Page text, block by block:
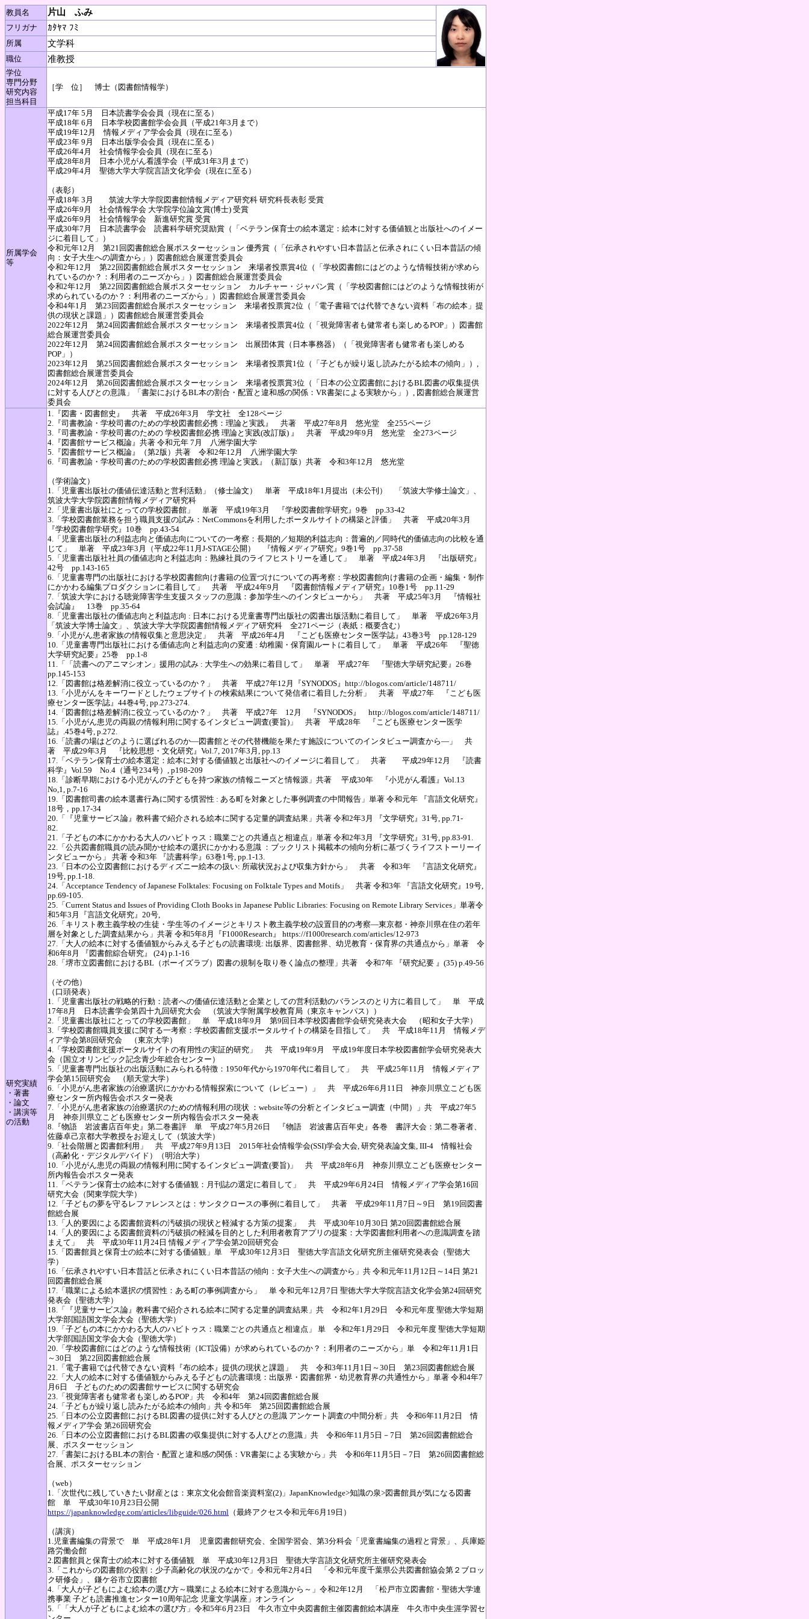
教員名 片山 ふみ
フリガナ ｶﾀﾔﾏ ﾌﾐ
所属 文学科
職位 准教授
学位
専門分野
研究内容
担当科目
［学 位］ 博士（図書館情報学）
所属学会
等
平成17年 5月 日本読書学会会員（現在に至る）
平成18年 6月 日本学校図書館学会会員（平成21年3月まで）
平成19年12月 情報メディア学会会員（現在に至る）
平成23年 9月 日本出版学会会員（現在に至る）
平成26年4月 社会情報学会会員（現在に至る）
平成28年8月 日本小児がん看護学会（平成31年3月まで）
平成29年4月 聖徳大学大学院言語文化学会（現在に至る）
（表彰）
平成18年 3月 筑波大学大学院図書館情報メディア研究科 研究科長表彰 受賞
平成26年9月 社会情報学会 大学院学位論文賞(博士) 受賞
平成26年9月 社会情報学会 新進研究賞 受賞
平成30年7月 日本読書学会 読書科学研究奨励賞（「ベテラン保育士の絵本選定：絵本に対する価値観と出版社へのイメー
ジに着目して」）
令和元年12月 第21回図書館総合展ポスターセッション 優秀賞（「伝承されやすい日本昔話と伝承されにくい日本昔話の傾
向：女子大生への調査から」）図書館総合展運営委員会
令和2年12月 第22回図書館総合展ポスターセッション 来場者投票賞4位（「学校図書館にはどのような情報技術が求めら
れているのか？：利用者のニーズから」）図書館総合展運営委員会
令和2年12月 第22回図書館総合展ポスターセッション カルチャー・ジャパン賞（「学校図書館にはどのような情報技術が
求められているのか？：利用者のニーズから」）図書館総合展運営委員会
令和4年1月 第23回図書館総合展ポスターセッション 来場者投票賞2位（「電子書籍では代替できない資料「布の絵本」提
供の現状と課題」）図書館総合展運営委員会
2022年12月 第24回図書館総合展ポスターセッション 来場者投票賞4位（「視覚障害者も健常者も楽しめるPOP」）図書館
総合展運営委員会
2022年12月 第24回図書館総合展ポスターセッション 出展団体賞（日本事務器）（「視覚障害者も健常者も楽しめる
POP」）
2023年12月 第25回図書館総合展ポスターセッション 来場者投票賞1位（「子どもが繰り返し読みたがる絵本の傾向」）,
図書館総合展運営委員会
2024年12月 第26回図書館総合展ポスターセッション 来場者投票賞3位（「日本の公立図書館におけるBL図書の収集提供
に対する人びとの意識」「書架におけるBL本の割合・配置と違和感の関係：VR書架による実験から」）, 図書館総合展運営
委員会
研究実績
・著書
・論文
・講演等
の活動
1.『図書・図書館史』 共著 平成26年3月 学文社 全128ページ
2.『司書教諭・学校司書のための学校図書館必携：理論と実践』 共著 平成27年8月 悠光堂 全255ページ
3.『司書教諭・学校司書のための 学校図書館必携 理論と実践(改訂版) 』 共著 平成29年9月 悠光堂 全273ページ
4.『図書館サービス概論』共著 令和元年 7月 八洲学園大学
5.『図書館サービス概論』（第2版）共著 令和2年12月 八洲学園大学
6.『司書教諭・学校司書のための学校図書館必携 理論と実践』（新訂版）共著 令和3年12月 悠光堂
（学術論文）
1.「児童書出版社の価値伝達活動と営利活動」（修士論文） 単著 平成18年1月提出（未公刊） 「筑波大学修士論文」、
筑波大学大学院図書館情報メディア研究科
2.「児童書出版社にとっての学校図書館」 単著 平成19年3月 『学校図書館学研究』9巻 pp.33-42
3.「学校図書館業務を担う職員支援の試み：NetCommonsを利用したポータルサイトの構築と評価」 共著 平成20年3月
『学校図書館学研究』10巻 pp.43-54
4.「児童書出版社の利益志向と価値志向についての一考察：長期的／短期的利益志向：普遍的／同時代的価値志向の比較を通
じて」 単著 平成23年3月（平成22年11月J-STAGE公開） 『情報メディア研究』9巻1号 pp.37-58
5.「児童書出版社社員の価値志向と利益志向：熟練社員のライフヒストリーを通して」 単著 平成24年3月 『出版研究』
42号 pp.143-165
6.「児童書専門の出版社における学校図書館向け書籍の位置づけについての再考察：学校図書館向け書籍の企画・編集・制作
にかかわる編集プロダクションに着目して」 共著 平成24年9月 『図書館情報メディア研究』10巻1号 pp.11-29
7.「筑波大学における聴覚障害学生支援スタッフの意識：参加学生へのインタビューから」 共著 平成25年3月 『情報社
会試論』 13巻 pp.35-64
8.「児童書出版社の価値志向と利益志向 : 日本における児童書専門出版社の図書出版活動に着目して」 単著 平成26年3月
「筑波大学博士論文」、筑波大学大学院図書館情報メディア研究科 全271ページ（表紙：概要含む）
9.「小児がん患者家族の情報収集と意思決定」 共著 平成26年4月 『こども医療センター医学誌』43巻3号 pp.128-129
10.「児童書専門出版社における価値志向と利益志向の変遷 : 幼稚園・保育園ルートに着目して」 単著 平成26年 『聖徳
大学研究紀要』25巻 pp.1-8
11.「「読書へのアニマシオン」援用の試み : 大学生への効果に着目して」 単著 平成27年 『聖徳大学研究紀要』26巻
pp.145-153
12.「図書館は格差解消に役立っているのか？」 共著 平成27年12月『SYNODOS』http://blogos.com/article/148711/
13.「小児がんをキーワードとしたウェブサイトの検索結果について発信者に着目した分析」 共著 平成27年 『こども医
療センター医学誌』44巻4号, pp.273-274.
14.「図書館は格差解消に役立っているのか？」 共著 平成27年 12月 『SYNODOS』 http://blogos.com/article/148711/
15.「小児がん患児の両親の情報利用に関するインタビュー調査(要旨)」 共著 平成28年 『こども医療センター医学
誌』.45巻4号, p.272.
16.「読書の場はどのように選ばれるのか―図書館とその代替機能を果たす施設についてのインタビュー調査から―」 共
著 平成29年3月 『比較思想・文化研究』Vol.7, 2017年3月, pp.13
17.「ベテラン保育士の絵本選定：絵本に対する価値観と出版社へのイメージに着目して」 共著 平成29年12月 『読書
科学』Vol.59 No.4（通号234号）, p198-209
18.「診断早期における小児がんの子どもを持つ家族の情報ニーズと情報源」共著 平成30年 『小児がん看護』Vol.13
No,1, p.7-16
19.「図書館司書の絵本選書行為に関する慣習性 : ある町を対象とした事例調査の中間報告」単著 令和元年 『言語文化研究』
18号，pp.17-34
20.「『児童サービス論』教科書で紹介される絵本に関する定量的調査結果」共著 令和2年3月 『文学研究』31号, pp.71-
82.
21.「子どもの本にかかわる大人のハビトゥス：職業ごとの共通点と相違点」単著 令和2年3月 『文学研究』31号, pp.83-91.
22.「公共図書館職員の読み聞かせ絵本の選択にかかわる意識 ：ブックリスト掲載本の傾向分析に基づくライフストーリーイ
ンタビューから」 共著 令和3年 『読書科学』63巻1号, pp.1-13.
23.「日本の公立図書館におけるディズニー絵本の扱い: 所蔵状況および収集方針から」 共著 令和3年 『言語文化研究』
19号, pp.1-18.
24.「Acceptance Tendency of Japanese Folktales: Focusing on Folktale Types and Motifs」 共著 令和3年 『言語文化研究』19号,
pp.69-105.
25.「Current Status and Issues of Providing Cloth Books in Japanese Public Libraries: Focusing on Remote Library Services」単著令
和5年3月『言語文化研究』20号,
26.「キリスト教主義学校の生徒・学生等のイメージとキリスト教主義学校の設置目的の考察―東京都・神奈川県在住の若年
層を対象とした調査結果から」共著 令和5年8月『F1000Research』 https://f1000research.com/articles/12-973
27.「大人の絵本に対する価値観からみえる子どもの読書環境: 出版界、図書館界、幼児教育・保育界の共通点から」単著 令
和6年8月 『図書館綜合研究』 (24) p.1-16
28.「堺市立図書館におけるBL（ボーイズラブ）図書の規制を取り巻く論点の整理」共著 令和7年 『研究紀要 』(35) p.49-56
（その他）
（口頭発表）
1.「児童書出版社の戦略的行動：読者への価値伝達活動と企業としての営利活動のバランスのとり方に着目して」 単 平成
17年8月 日本読書学会第四十九回研究大会 （筑波大学附属学校教育局（東京キャンパス））
2.「児童書出版社にとっての学校図書館」 単 平成18年9月 第9回日本学校図書館学会研究発表大会 （昭和女子大学）
3.「学校図書館職員支援に関する一考察：学校図書館支援ポータルサイトの構築を目指して」 共 平成18年11月 情報メデ
ィア学会第8回研究会 （東京大学）
4.「学校図書館支援ポータルサイトの有用性の実証的研究」 共 平成19年9月 平成19年度日本学校図書館学会研究発表大
会（国立オリンピック記念青少年総合センター）
5.「児童書専門出版社の出版活動にみられる特徴：1950年代から1970年代に着目して」 共 平成25年11月 情報メディア
学会第15回研究会 （順天堂大学）
6.「小児がん患者家族の治療選択にかかわる情報探索について（レビュー）」 共 平成26年6月11日 神奈川県立こども医
療センター所内報告会ポスター発表
7.「小児がん患者家族の治療選択のための情報利用の現状 ：website等の分析とインタビュー調査（中間）」共 平成27年5
月 神奈川県立こども医療センター所内報告会ポスター発表
8.『物語 岩波書店百年史』第二巻書評 単 平成27年5月26日 『物語 岩波書店百年史』各巻 書評大会：第二巻著者、
佐藤卓己京都大学教授をお迎えして（筑波大学）
9.「社会階層と図書館利用」 共 平成27年9月13日 2015年社会情報学会(SSI)学会大会, 研究発表論文集, III-4 情報社会
（高齢化・デジタルデバイド）（明治大学）
10.「小児がん患児の両親の情報利用に関するインタビュー調査(要旨)」 共 平成28年6月 神奈川県立こども医療センター
所内報告会ポスター発表
11.「ベテラン保育士の絵本に対する価値観：月刊誌の選定に着目して」 共 平成29年6月24日 情報メディア学会第16回
研究大会（関東学院大学）
12.「子どもの夢を守るレファレンスとは：サンタクロースの事例に着目して」 共著 平成29年11月7日～9日 第19回図書
館総合展
13.「人的要因による図書館資料の汚破損の現状と軽減する方策の提案」 共 平成30年10月30日 第20回図書館総合展
14.「人的要因による図書館資料の汚破損の軽減を目的とした利用者教育アプリの提案：大学図書館利用者への意識調査を踏
まえて」 共 平成30年11月24日 情報メディア学会第20回研究会
15.「図書館員と保育士の絵本に対する価値観」単 平成30年12月3日 聖徳大学言語文化研究所主催研究発表会（聖徳大
学）
16.「伝承されやすい日本昔話と伝承されにくい日本昔話の傾向：女子大生への調査から」共 令和元年11月12日～14日 第21
回図書館総合展
17.「職業による絵本選択の慣習性：ある町の事例調査から」 単 令和元年12月7日 聖徳大学大学院言語文化学会第24回研究
発表会（聖徳大学）
18.「『児童サービス論』教科書で紹介される絵本に関する定量的調査結果」共 令和2年1月29日 令和元年度 聖徳大学短期
大学部国語国文学会大会（聖徳大学）
19.「子どもの本にかかわる大人のハビトゥス：職業ごとの共通点と相違点」 単 令和2年1月29日 令和元年度 聖徳大学短期
大学部国語国文学会大会（聖徳大学）
20.「学校図書館にはどのような情報技術（ICT設備）が求められているのか？：利用者のニーズから」単 令和2年11月1日
～30日 第22回図書館総合展
21.「電子書籍では代替できない資料『布の絵本』提供の現状と課題」 共 令和3年11月1日～30日 第23回図書館総合展
22.「大人の絵本に対する価値観からみえる子どもの読書環境：出版界・図書館界・幼児教育界の共通性から」単著 令和4年7
月6日 子どものための図書館サービスに関する研究会
23.「視覚障害者も健常者も楽しめるPOP」共 令和4年 第24回図書館総合展
24.「子どもが繰り返し読みたがる絵本の傾向」共 令和5年 第25回図書館総合展
25.「日本の公立図書館におけるBL図書の提供に対する人びとの意識 アンケート調査の中間分析」共 令和6年11月2日 情
報メディア学会 第26回研究会
26.「日本の公立図書館におけるBL図書の収集提供に対する人びとの意識」共 令和6年11月5日－7日 第26回図書館総合
展、ポスターセッション
27.「書架におけるBL本の割合・配置と違和感の関係：VR書架による実験から」共 令和6年11月5日－7日 第26回図書館総
合展、ポスターセッション
（web）
1.「次世代に残していきたい財産とは：東京文化会館音楽資料室(2)」JapanKnowledge>知識の泉>図書館員が気になる図書
館 単 平成30年10月23日公開
https://japanknowledge.com/articles/libguide/026.html （最終アクセス令和元年6月19日）
（講演）
1.児童書編集の背景で 単 平成28年1月 児童図書館研究会、全国学習会、第3分科会「児童書編集の過程と背景」、兵庫姫
路労働会館
2.図書館員と保育士の絵本に対する価値観 単 平成30年12月3日 聖徳大学言語文化研究所主催研究発表会
3.「これからの図書館の役割：少子高齢化の状況のなかで」令和元年2月4日 「令和元年度千葉県公共図書館協会第２ブロッ
ク研修会」、鎌ケ谷市立図書館
4.「大人が子どもによむ絵本の選び方～職業による絵本に対する意識から～」令和2年12月 「松戸市立図書館・聖徳大学連
携事業 子ども読書推進センター10周年記念 児童文学講座」オンライン
5.「「大人が子どもによむ絵本の選び方」令和5年6月23日 牛久市立中央図書館主催図書館絵本講座 牛久市中央生涯学習セ